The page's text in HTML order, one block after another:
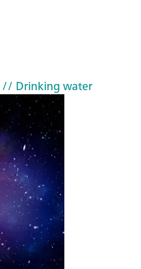
// Drinking water